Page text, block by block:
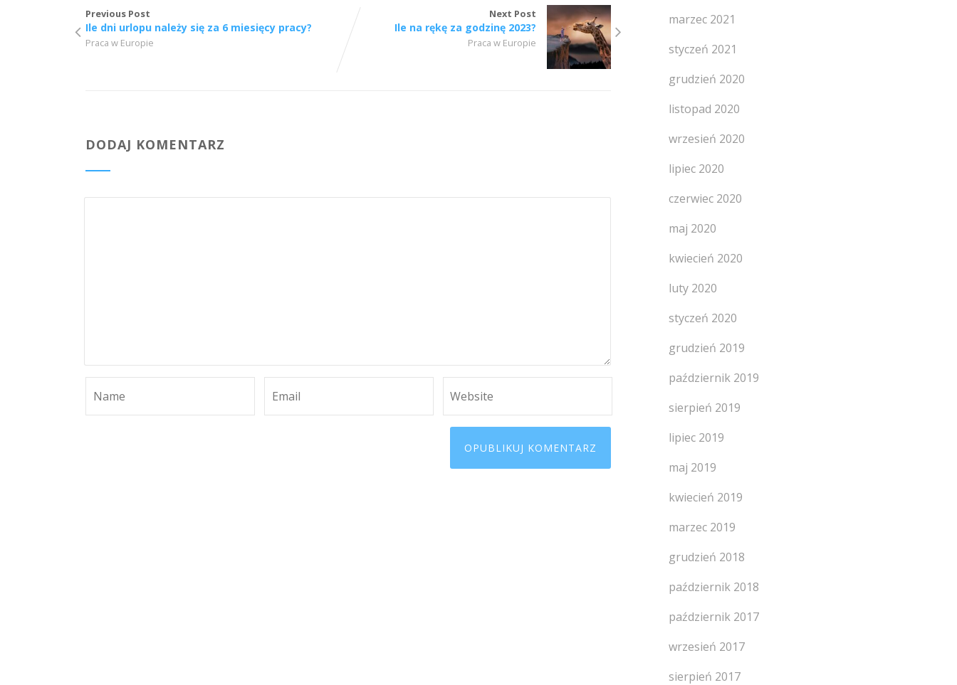
Previous Post
Ile dni urlopu należy się za 6 miesięcy pracy?
Praca w Europie
Next Post
Ile na rękę za godzinę 2023?
Praca w Europie
DODAJ KOMENTARZ
marzec 2021
styczeń 2021
grudzień 2020
listopad 2020
wrzesień 2020
lipiec 2020
czerwiec 2020
maj 2020
kwiecień 2020
luty 2020
styczeń 2020
grudzień 2019
październik 2019
sierpień 2019
lipiec 2019
maj 2019
kwiecień 2019
marzec 2019
grudzień 2018
październik 2018
październik 2017
wrzesień 2017
sierpień 2017